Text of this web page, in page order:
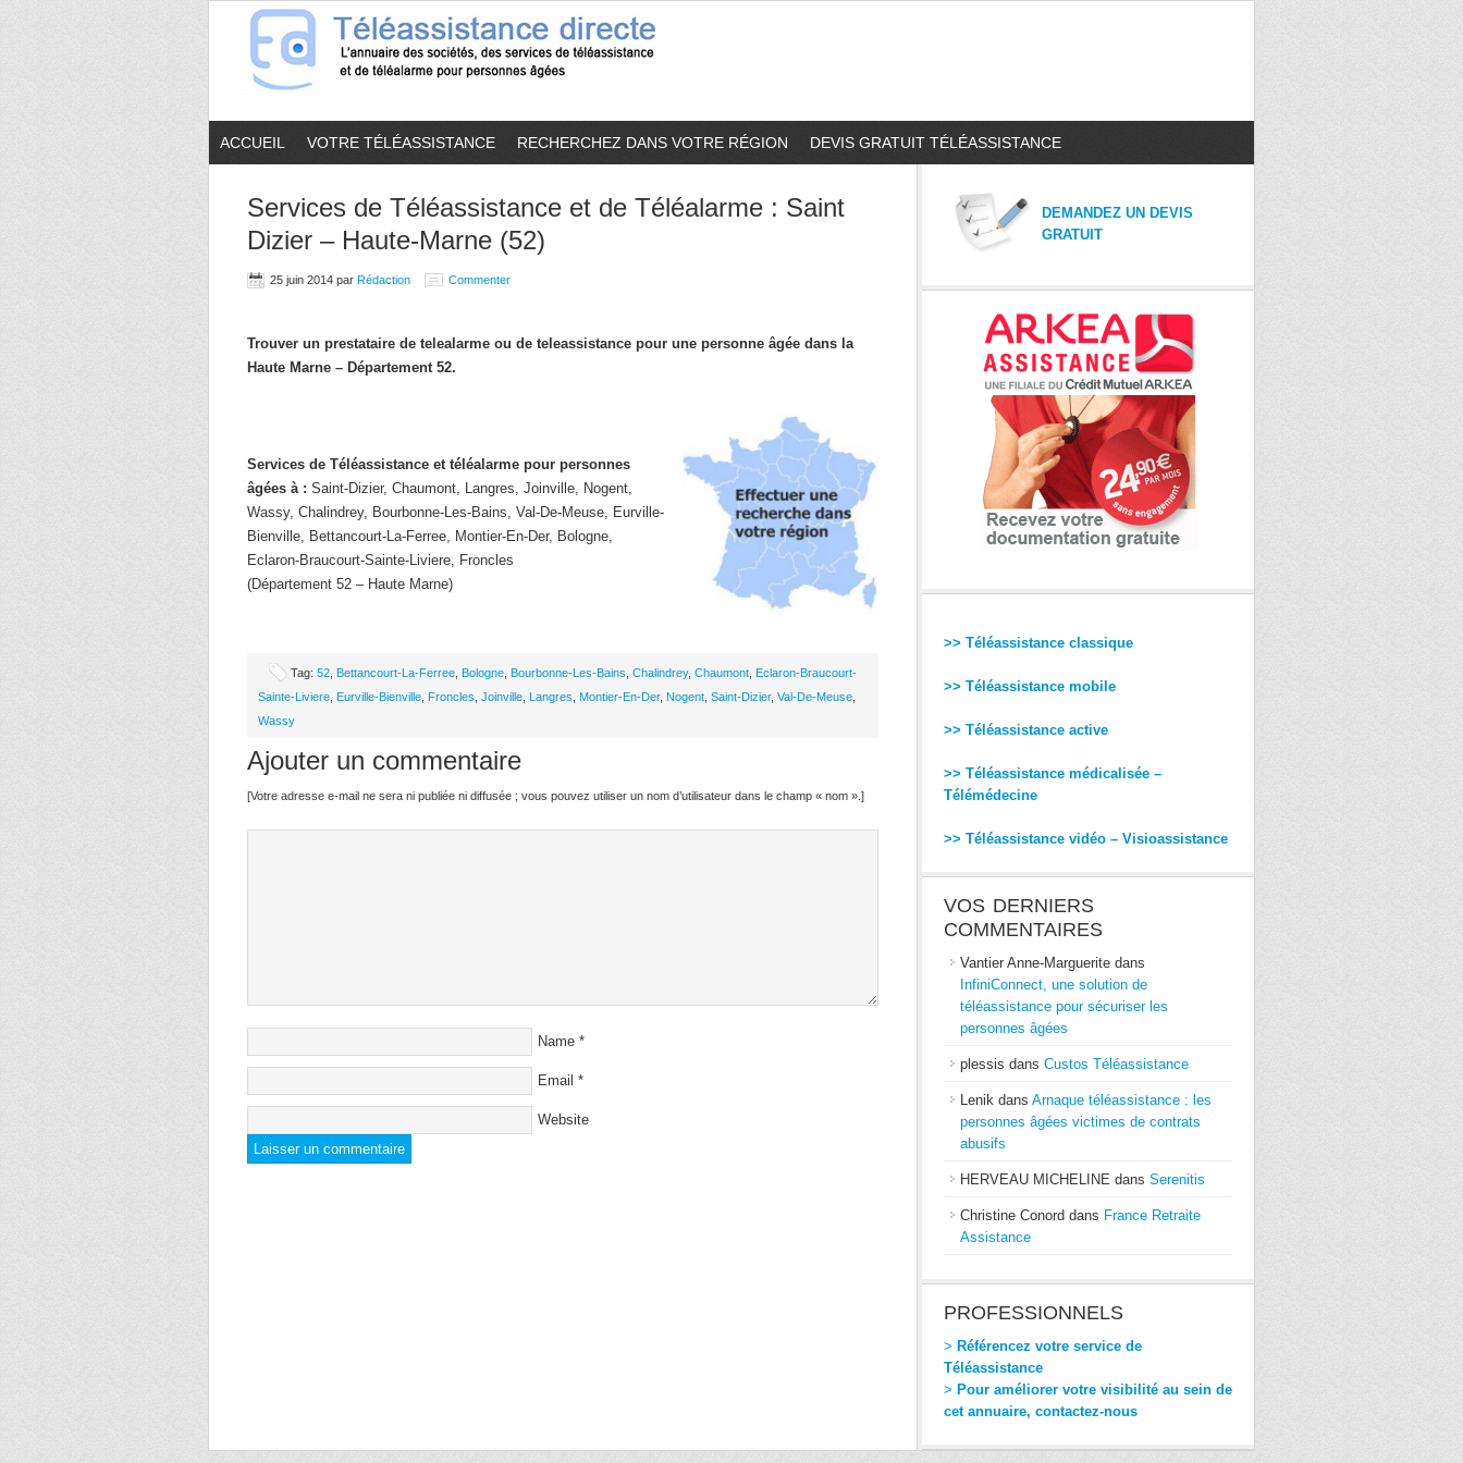
ACCUEIL VOTRE TÉLÉASSISTANCE RECHERCHEZ DANS VOTRE RÉGION DEVIS GRATUIT TÉLÉASSISTANCE
Services de Téléassistance et de Téléalarme : Saint
Dizier – Haute-Marne (52)
25 juin 2014 par Rédaction Commenter
Trouver un prestataire de telealarme ou de teleassistance pour une personne âgée dans la
Haute Marne – Département 52.
Services de Téléassistance et téléalarme pour personnes
âgées à : Saint-Dizier, Chaumont, Langres, Joinville, Nogent,
Wassy, Chalindrey, Bourbonne-Les-Bains, Val-De-Meuse, Eurville-
Bienville, Bettancourt-La-Ferree, Montier-En-Der, Bologne,
Eclaron-Braucourt-Sainte-Liviere, Froncles
(Département 52 – Haute Marne)
Tag: 52 Bettancourt-La-Ferree Bologne Bourbonne-Les-Bains Chalindrey, Chaumont Eclaron-Braucourt-
Sainte-Liviere Eurville-Bienville Froncles Joinville Langres Montier-En-Der, Nogent Saint-Dizier, Val-De-Meuse
Wassy
Ajouter un commentaire
[Votre adresse e-mail ne sera ni publiée ni diffusée ; vous pouvez utiliser un nom d’utilisateur dans le champ « nom ».]
Name *
Email *
Website
DEMANDEZ UN DEVIS
GRATUIT
>> Téléassistance classique
>> Téléassistance mobile
>> Téléassistance active
>> Téléassistance médicalisée –
Télémédecine
>> Téléassistance vidéo – Visioassistance
VOS DERNIERS
COMMENTAIRES
Vantier Anne-Marguerite dans
InfiniConnect, une solution de
téléassistance pour sécuriser les
personnes âgées
plessis dans Custos Téléassistance
Lenik dans Arnaque téléassistance : les
personnes âgées victimes de contrats
abusifs
HERVEAU MICHELINE dans Serenitis
Christine Conord dans France Retraite
Assistance
PROFESSIONNELS
> Référencez votre service de
Téléassistance
> Pour améliorer votre visibilité au sein de
cet annuaire, contactez-nous